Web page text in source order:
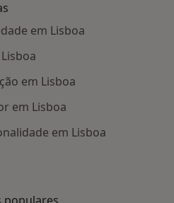
em Lisboa
em Lisboa
em Lisboa
em Lisboa